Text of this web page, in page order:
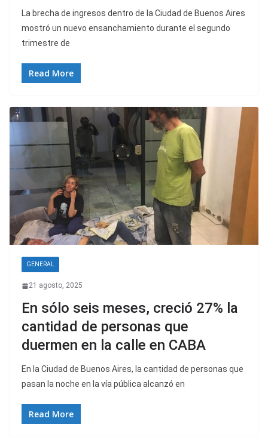
La brecha de ingresos dentro de la Ciudad de Buenos Aires
mostró un nuevo ensanchamiento durante el segundo
trimestre de
Read More
GENERAL
21 agosto, 2025
En sólo seis meses, creció 27% la
cantidad de personas que
duermen en la calle en CABA
En la Ciudad de Buenos Aires, la cantidad de personas que
pasan la noche en la vía pública alcanzó en
Read More